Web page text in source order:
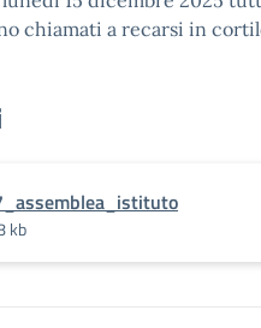
chiamati a recarsi in
kb